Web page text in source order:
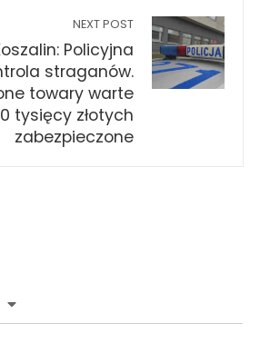
NEXT POST
Policyjna
straganów.
towary warte
tysięcy złotych
zabezpieczone